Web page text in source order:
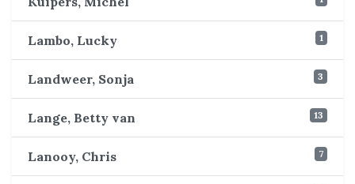
Lambo, Lucky 1
Landweer, Sonja 3
Lange, Betty van 13
Lanooy, Chris 7